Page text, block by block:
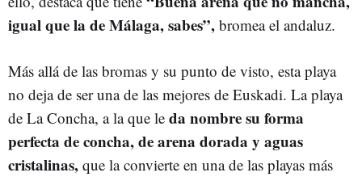
igual que la de Málaga, sabes”, bromea el andaluz.
Más allá de las bromas y su punto de visto, esta playa
no deja de ser una de las mejores de Euskadi. La playa
de La Concha, a la que le da nombre su forma
perfecta de concha, de arena dorada y aguas
cristalinas, que la convierte en una de las playas más